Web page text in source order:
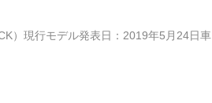
）現行モデル発表日：2019年5月24日車